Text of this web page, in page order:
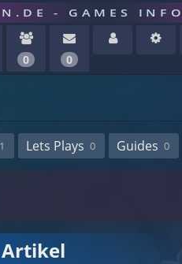
- GAMES
0 0
1 Lets Plays 0 Guides 0